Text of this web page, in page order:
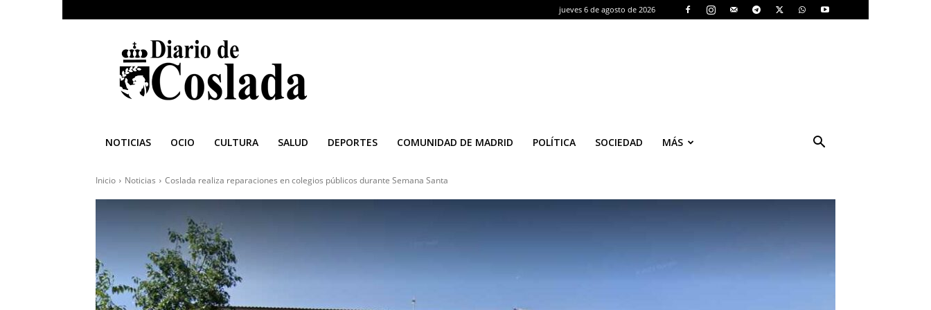
jueves 6 de agosto de 2026
Diario
de
Coslada
NOTICIAS OCIO CULTURA SALUD DEPORTES COMUNIDAD DE MADRID POLÍTICA SOCIEDAD MÁS
Inicio Noticias Coslada realiza reparaciones en colegios públicos durante Semana Santa